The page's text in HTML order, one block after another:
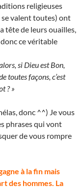
religieuses
se valent toutes) ont
tête de leurs ouailles,
ce véritable
si Dieu est Bon,
toutes façons, c’est
? »
donc ^^) Je vous
phrases qui vont
de vous rompre
à la fin mais
des hommes. La